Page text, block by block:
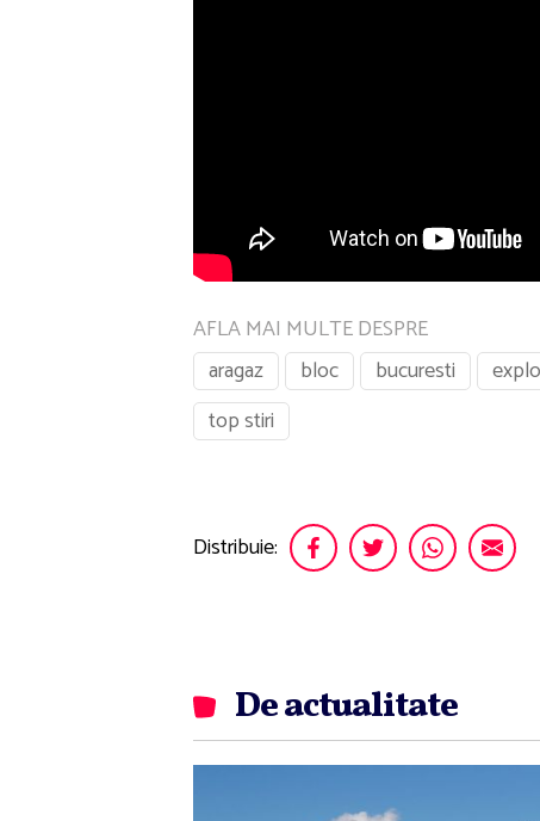
AFLA MAI MULTE DESPRE
aragaz
bloc bucuresti
top stiri
Distribuie:
De actualitate